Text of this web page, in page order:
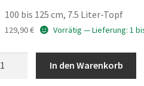
100 bis 125 cm, 7.5 Liter-Topf
129,90€ Vorrätig — Lieferung: 1
In den Warenkorb